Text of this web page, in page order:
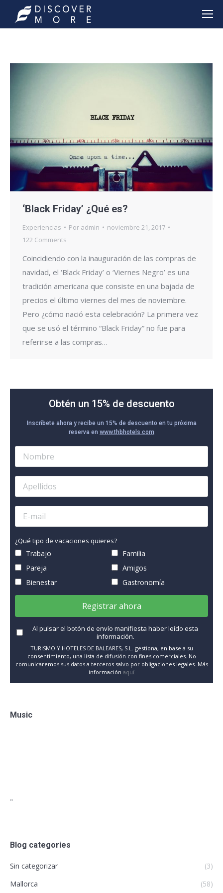
‘Black Friday’ ¿Qué es?
Experiencias Por admin
noviembre 21, 2017
122 Comments
Coincidiendo con la inauguración de las compras de
navidad, el ‘Black Friday’ o ‘Viernes Negro’ es una
tradición americana que consiste en una bajada de
precios el último viernes del mes de noviembre.
Pero ¿cómo nació esta celebración? La primera vez
que se usó el término “Black Friday” no fue para
referirse a las compras…
Obtén un 15% de descuento
Inscríbete ahora y recibe un 15% de descuento en tu próxima
reserva en www.thbhotels.com
¿Qué tipo de vacaciones quieres?
Trabajo
Familia
Pareja
Amigos
Bienestar
Gastronomía
Registrar ahora
Al pulsar el botón de envío manifiesta haber leído esta
información.
TURISMO Y HOTELES DE BALEARES, S.L. gestiona, en base a su
consentimiento, una lista de difusión con fines comerciales. No
comunicaremos sus datos a terceros salvo por obligaciones legales. Más
información aquí
Music
"
Blog categories
Sin categorizar
(3)
Mallorca
(58)